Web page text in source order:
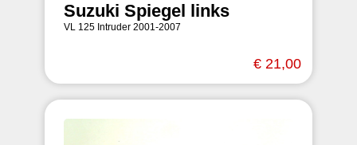
Suzuki Spiegel links
VL 125 Intruder 2001-2007
€ 21,00